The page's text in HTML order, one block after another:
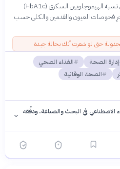
زر طبيبك كل 3-6 أشهر لقياس نسبة الهيموجلوبين السكري (HbA1c)
العيون والقدمين والكلى حسب
حتى لو شعرت أنك بحالة جيدة
إدارة الصحة
الغذاء الصحي
الصحة الوقائية
الاصطناعي في البحث والصياغة، ودقّقه